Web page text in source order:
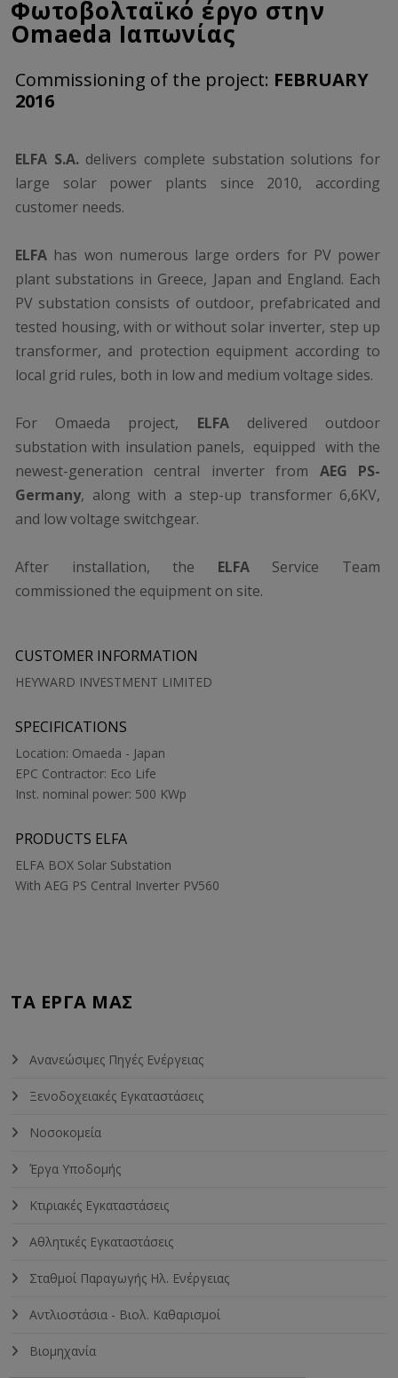
Φωτοβολταϊκό έργο στην
Omaeda Ιαπωνίας
Commissioning of the project: FEBRUARY
2016
ELFA S.A.delivers complete substation solutions for
large solar power plants since 2010, according
customer needs.
ELFA has won numerous large orders for PV power
plant substations in Greece, Japan and England. Each
PV substation consists of outdoor, prefabricated and
tested housing, with or without solar inverter, step up
transformer, and protection equipment according to
local grid rules, both in low and medium voltage sides.
For Omaeda project, ELFA delivered outdoor
substation with insulation panels, equipped with the
newest-generation central inverter from AEG PS-
Germany, along with a step-up transformer 6,6KV,
and low voltage switchgear.
After installation, the ELFAService Team
commissioned the equipment on site.
CUSTOMER INFORMATION
HEYWARD INVESTMENT LIMITED
SPECIFICATIONS
Location: Omaeda - Japan
EPC Contractor: Eco Life
Inst. nominal power: 500 KWp
PRODUCTS ELFA
ELFA BOX Solar Substation
With AEG PS Central Inverter PV560
ΤΑ ΈΡΓΑ ΜΑΣ
Ανανεώσιμες Πηγές Ενέργειας
Ξενοδοχειακές Εγκαταστάσεις
Νοσοκομεία
Έργα Υποδομής
Κτιριακές Εγκαταστάσεις
Αθλητικές Εγκαταστάσεις
Σταθμοί Παραγωγής Ηλ. Ενέργειας
Αντλιοστάσια - Βιολ. Καθαρισμοί
Βιομηχανία